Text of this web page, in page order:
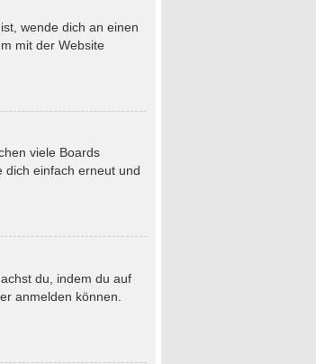
wende dich an einen
mit der Website
viele Boards
dich einfach erneut und
du, indem du auf
anmelden können.